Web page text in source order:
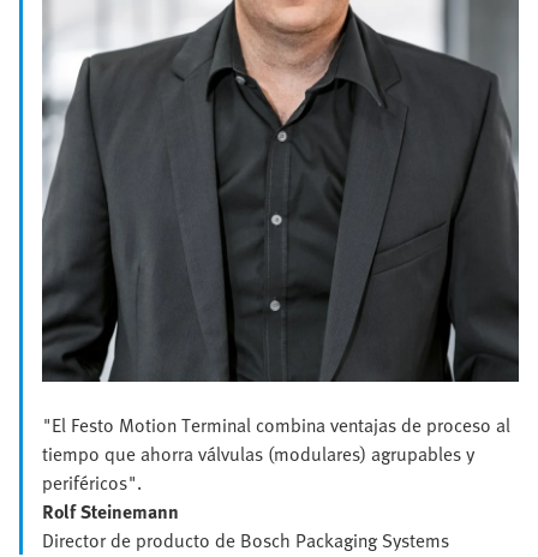
"El Festo Motion Terminal combina ventajas de proceso al
tiempo que ahorra válvulas (modulares) agrupables y
periféricos".
Rolf Steinemann
Director de producto de Bosch Packaging Systems